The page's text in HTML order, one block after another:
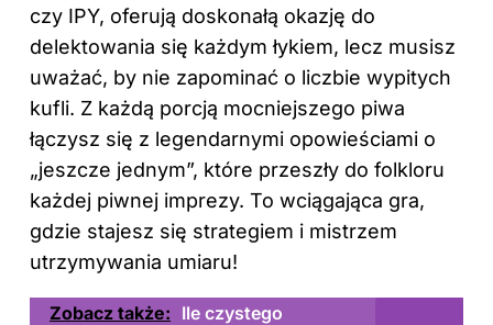
czy IPY, oferują doskonałą okazję do
delektowania się każdym łykiem, lecz musisz
uważać, by nie zapominać o liczbie wypitych
kufli. Z każdą porcją mocniejszego piwa
łączysz się z legendarnymi opowieściami o
„jeszcze jednym”, które przeszły do folkloru
każdej piwnej imprezy. To wciągająca gra,
gdzie stajesz się strategiem i mistrzem
utrzymywania umiaru!
Zobacz także: Ile czystego